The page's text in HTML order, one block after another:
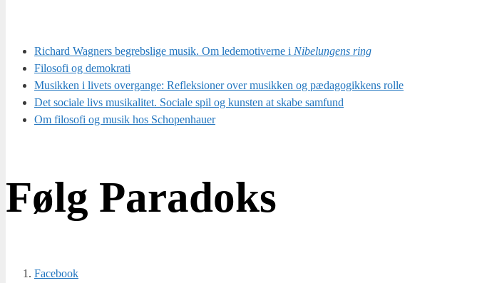
Richard Wagners begrebslige musik. Om ledemotiverne i Nibelungens ring
Filosofi og demokrati
Musikken i livets overgange: Refleksioner over musikken og pædagogikkens rolle
Det sociale livs musikalitet. Sociale spil og kunsten at skabe samfund
Om filosofi og musik hos Schopenhauer
Følg Paradoks
Face­book